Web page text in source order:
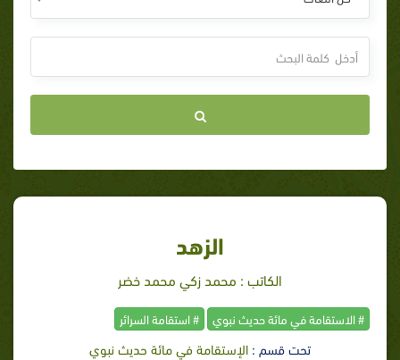
الزهد
الكاتب : محمد زكي محمد خضر
# الاستقامة في مائة حديث نبوي # استقامة السرائر
تحت قسم : الإستقامة في مائة حديث نبوي